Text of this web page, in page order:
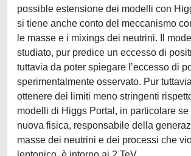
possible estensione dei modelli con
si tiene anche conto del meccanismo
le masse e i mixings dei neutrini. Il
studiato, pur predice un eccesso di
tuttavia da poter spiegare l’eccesso di
sperimentalmente osservato. Pur
ottenere dei limiti meno stringenti
modelli di Higgs Portal, in particolare
nuova fisica, responsabile della
masse dei neutrini e dei processi che